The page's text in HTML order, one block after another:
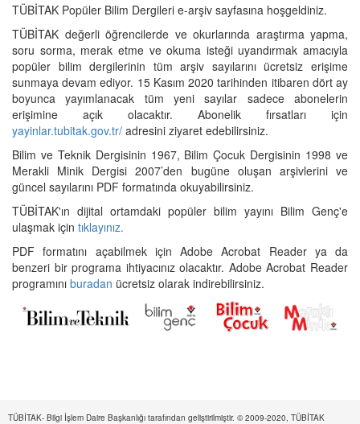
TÜBİTAK Popüler Bilim Dergileri e-arşiv sayfasına hoşgeldiniz.
TÜBİTAK değerli öğrencilerde ve okurlarında araştırma yapma,
soru sorma, merak etme ve okuma isteği uyandırmak amacıyla
popüler bilim dergilerinin tüm arşiv sayılarını ücretsiz erişime
sunmaya devam ediyor. 15 Kasım 2020 tarihinden itibaren dört ay
boyunca yayımlanacak tüm yeni sayılar sadece abonelerin
erişimine açık olacaktır. Abonelik fırsatları için
yayinlar.tubitak.gov.tr/ adresini ziyaret edebilirsiniz.
Bilim ve Teknik Dergisinin 1967, Bilim Çocuk Dergisinin 1998 ve
Merakli Minik Dergisi 2007’den bugüne oluşan arşivlerini ve
güncel sayılarını PDF formatında okuyabilirsiniz.
TÜBİTAK'ın dijital ortamdaki popüler bilim yayını Bilim Genç'e
ulaşmak için tıklayınız.
PDF formatını açabilmek için Adobe Acrobat Reader ya da
benzeri bir programa ihtiyacınız olacaktır. Adobe Acrobat Reader
programını buradan ücretsiz olarak indirebilirsiniz.
TÜBİTAK- Bilgi İşlem Daire Başkanlığı tarafından geliştirilmiştir. © 2009-2020, TÜBİTAK